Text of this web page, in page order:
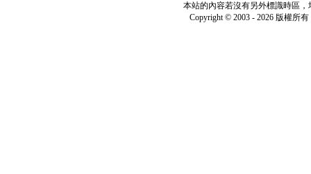
本站的內容若沒有另外標識時區，
Copyright © 2003 - 2026 版權所有